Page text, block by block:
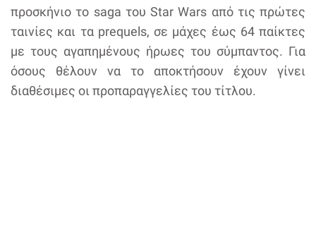
προσκήνιο το saga του Star Wars από τις πρώτες
ταινίες και τα prequels, σε μάχες έως 64 παίκτες
με τους αγαπημένους ήρωες του σύμπαντος. Για
όσους θέλουν να το αποκτήσουν έχουν γίνει
διαθέσιμες οι προπαραγγελίες του τίτλου.